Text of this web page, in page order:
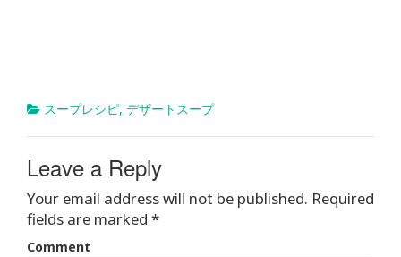
スープレシピ, デザートスープ
Leave a Reply
Your email address will not be published. Required
fields are marked *
Comment